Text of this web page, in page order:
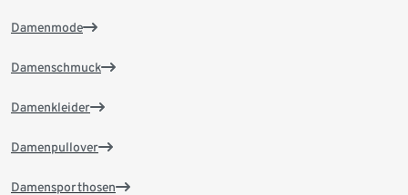
Damenmode
Damenschmuck
Damenkleider
Damenpullover
Damensporthosen